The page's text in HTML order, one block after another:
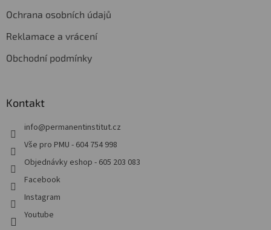
Ochrana osobních údajů
Reklamace a vrácení
Obchodní podmínky
Kontakt
info@permanentinstitut.cz
Vše pro PMU - 604 754 998
Objednávky eshop - 605 203 083
Facebook
Instagram
Youtube